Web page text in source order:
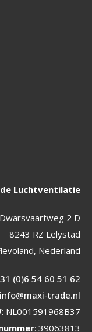
Luchtventilatie
Dwarsvaartweg 2 D
8243 RZ Lelystad
Nederland
(0)6 54 60 51 62
info@maxi-trade.nl
: NL001591968B37
: 39063813